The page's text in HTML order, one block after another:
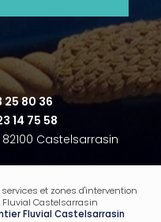
25 80 36
14 75 58
Castelsarrasin
et zones d'intervention
Castelsarrasin
Fluvial Castelsarrasin